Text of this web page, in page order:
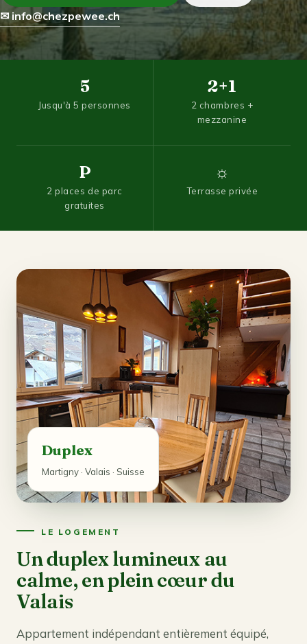
✉ info@chezpewee.ch
5
Jusqu'à 5 personnes
2+1
2 chambres +
mezzanine
P
2 places de parc
gratuites
☼
Terrasse privée
Duplex
Martigny · Valais · Suisse
LE LOGEMENT
Un duplex lumineux au
calme, en plein cœur du
Valais
Appartement indépendant entièrement équipé,